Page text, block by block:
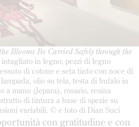
Blooms Be Carried Safely through the
in legno, pezzi di legno
di cotone e seta tinto con noce di
olio su tela, testa di bufalo in
a mano (Jepara), rosario, resina
di tintura a base di spezie su
variabili. © e foto di Dian Suci
con gratitudine e con